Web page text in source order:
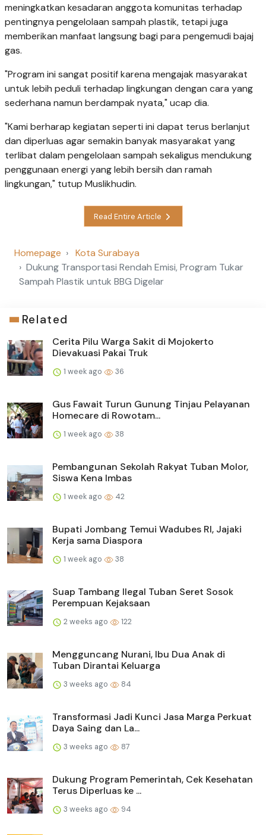
meningkatkan kesadaran anggota komunitas terhadap
pentingnya pengelolaan sampah plastik, tetapi juga
memberikan manfaat langsung bagi para pengemudi bajaj
gas.
"Program ini sangat positif karena mengajak masyarakat
untuk lebih peduli terhadap lingkungan dengan cara yang
sederhana namun berdampak nyata," ucap dia.
"Kami berharap kegiatan seperti ini dapat terus berlanjut
dan diperluas agar semakin banyak masyarakat yang
terlibat dalam pengelolaan sampah sekaligus mendukung
penggunaan energi yang lebih bersih dan ramah
lingkungan," tutup Muslikhudin.
Read Entire Article
Homepage
Kota Surabaya
Dukung Transportasi Rendah Emisi, Program Tukar
Sampah Plastik untuk BBG Digelar
Related
Cerita Pilu Warga Sakit di Mojokerto
Dievakuasi Pakai Truk
1 week ago 36
Gus Fawait Turun Gunung Tinjau Pelayanan
Homecare di Rowotam...
1 week ago 38
Pembangunan Sekolah Rakyat Tuban Molor,
Siswa Kena Imbas
1 week ago 42
Bupati Jombang Temui Wadubes RI, Jajaki
Kerja sama Diaspora
1 week ago 38
Suap Tambang Ilegal Tuban Seret Sosok
Perempuan Kejaksaan
2 weeks ago 122
Mengguncang Nurani, Ibu Dua Anak di
Tuban Dirantai Keluarga
3 weeks ago 84
Transformasi Jadi Kunci Jasa Marga Perkuat
Daya Saing dan La...
3 weeks ago 87
Dukung Program Pemerintah, Cek Kesehatan
Terus Diperluas ke ...
3 weeks ago 94